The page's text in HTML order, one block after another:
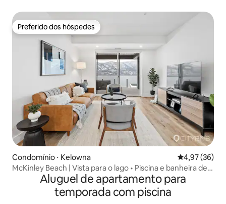
Preferido dos hóspedes
Preferido dos hóspedes
Condomínio ⋅ Kelowna 4,97 de uma
4,97 (36)
McKinley Beach | Vista para o lago • Piscina e banheira de
hidromassagem
Aluguel de apartamento para
temporada com piscina